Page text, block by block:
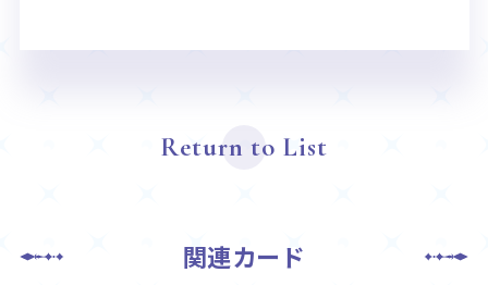
Return to List
関連カード